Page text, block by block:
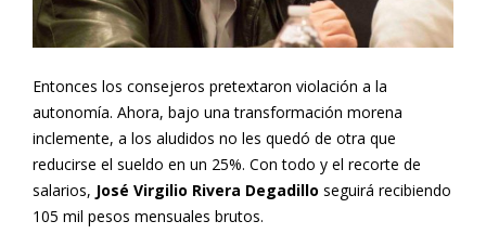
Entonces los consejeros pretextaron violación a la
autonomía. Ahora, bajo una transformación morena
inclemente, a los aludidos no les quedó de otra que
reducirse el sueldo en un 25%. Con todo y el recorte de
salarios, José Virgilio Rivera Degadillo seguirá recibiendo
105 mil pesos mensuales brutos.